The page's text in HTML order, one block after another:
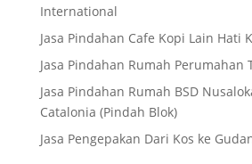
International
Jasa Pindahan Cafe Kopi Lain Hati
Jasa Pindahan Rumah Perumahan
Jasa Pindahan Rumah BSD
Catalonia (Pindah Blok)
Jasa Pengepakan Dari Kos ke